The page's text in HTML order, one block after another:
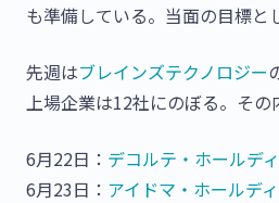
も準備している。当面の目標と
先週はブレインズテクノロジー
上場企業は12社にのぼる。その
6月22日： デコルテ・ホールデ
6月23日： アイドマ・ホールデ